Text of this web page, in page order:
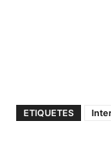
ETIQUETES